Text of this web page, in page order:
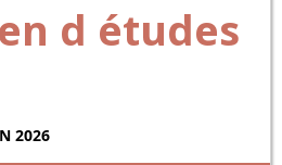
d études
2026